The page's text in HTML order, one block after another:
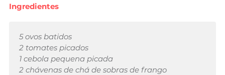
Ingredientes
5 ovos batidos
2 tomates picados
1 cebola pequena picada
2 chávenas de chá de sobras de frango